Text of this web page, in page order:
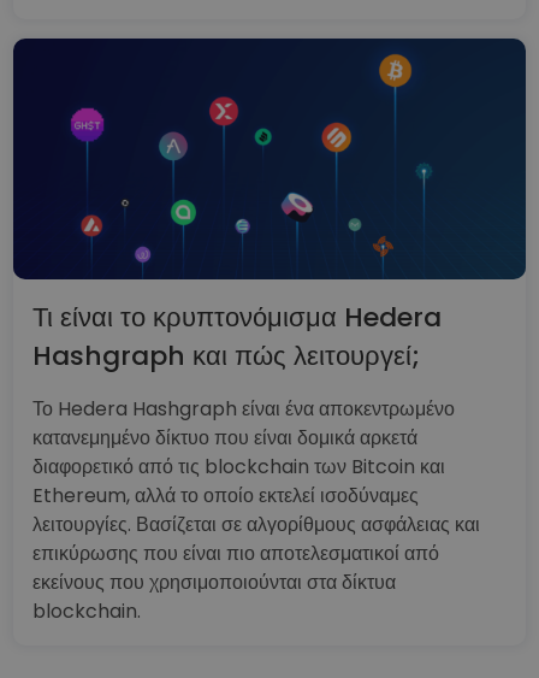
Τι είναι το κρυπτονόμισμα Hedera
Hashgraph και πώς λειτουργεί;
Το Hedera Hashgraph είναι ένα αποκεντρωμένο
κατανεμημένο δίκτυο που είναι δομικά αρκετά
διαφορετικό από τις blockchain των Bitcoin και
Ethereum, αλλά το οποίο εκτελεί ισοδύναμες
λειτουργίες. Βασίζεται σε αλγορίθμους ασφάλειας και
επικύρωσης που είναι πιο αποτελεσματικοί από
εκείνους που χρησιμοποιούνται στα δίκτυα
blockchain.